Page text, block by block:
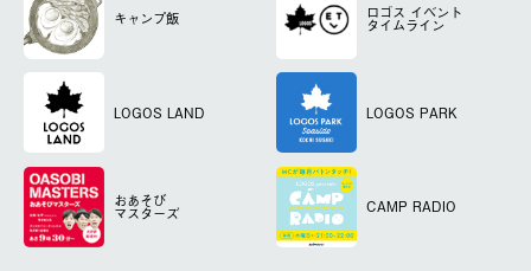
キャンプ飯 ロゴス イベント
タイムライン
LOGOS LAND LOGOS PARK
おあそび
マスターズ CAMP RADIO